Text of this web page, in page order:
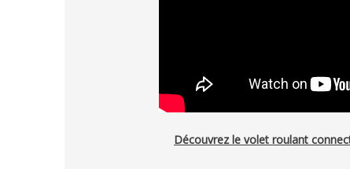
Découvrez le volet roulant